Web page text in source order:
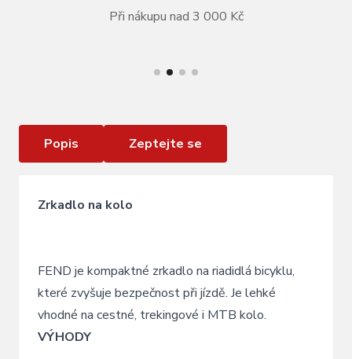
Při nákupu nad 3 000 Kč
Popis Zeptejte se
Zrkadlo na kolo
FEND je kompaktné zrkadlo na riadidlá bicyklu,
které zvyšuje bezpečnost při jízdě. Je lehké
vhodné na cestné, trekingové i MTB kolo.
VÝHODY